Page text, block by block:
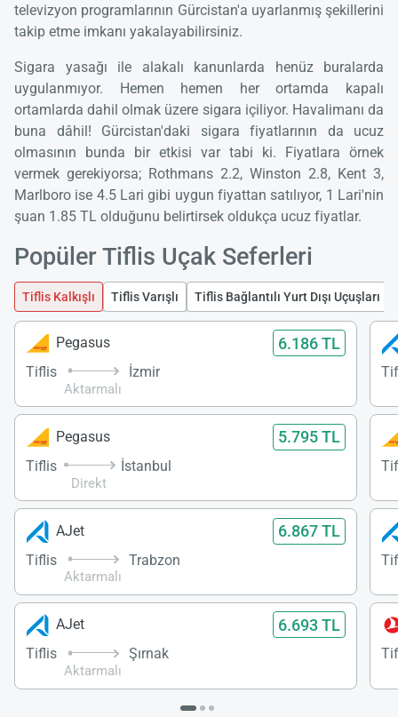
televizyon programlarının Gürcistan'a uyarlanmış şekillerini
takip etme imkanı yakalayabilirsiniz.
Sigara yasağı ile alakalı kanunlarda henüz buralarda
uygulanmıyor. Hemen hemen her ortamda kapalı
ortamlarda dahil olmak üzere sigara içiliyor. Havalimanı da
buna dâhil! Gürcistan'daki sigara fiyatlarının da ucuz
olmasının bunda bir etkisi var tabi ki. Fiyatlara örnek
vermek gerekiyorsa; Rothmans 2.2, Winston 2.8, Kent 3,
Marlboro ise 4.5 Lari gibi uygun fiyattan satılıyor, 1 Lari'nin
şuan 1.85 TL olduğunu belirtirsek oldukça ucuz fiyatlar.
Popüler Tiflis Uçak Seferleri
Tiflis Kalkışlı Tiflis Varışlı Tiflis Bağlantılı Yurt Dışı Uçuşları
Pegasus 6.186 TL
Tiflis
Aktarmalı
İzmir
Pegasus 5.795 TL
Tiflis
Direkt
İstanbul
AJet 6.867 TL
Tiflis
Aktarmalı
Trabzon
AJet 6.693 TL
Tiflis
Aktarmalı
Şırnak